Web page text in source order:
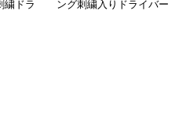
繍ドラ
ング刺繍入りドライバー